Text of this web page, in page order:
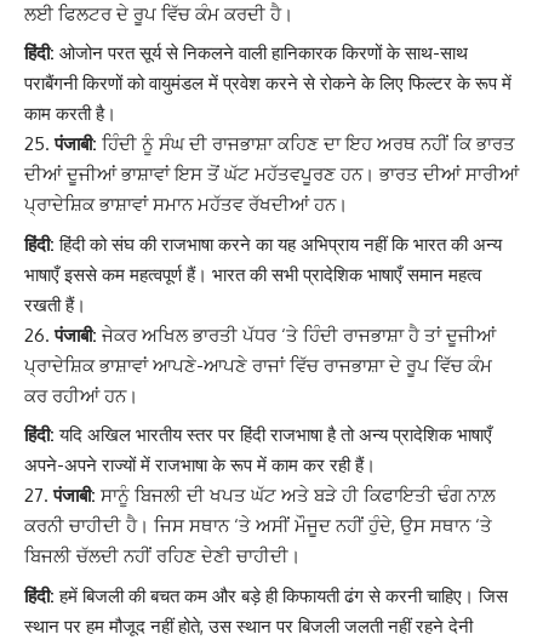
ਲਈ ਫਿਲਟਰ ਦੇ ਰੂਪ ਵਿੱਚ ਕੰਮ ਕਰਦੀ ਹੈ।
हिंदी: ओजोन परत सूर्य से निकलने वाली हानिकारक किरणों के साथ-साथ
पराबैंगनी किरणों को वायुमंडल में प्रवेश करने से रोकने के लिए फिल्टर के रूप में
काम करती है।
पंजाबी: ਹਿੰਦੀ ਨੂੰ ਸੰਘ ਦੀ ਰਾਜਭਾਸ਼ਾ ਕਹਿਣ ਦਾ ਇਹ ਅਰਥ ਨਹੀਂ ਕਿ ਭਾਰਤ
ਦੀਆਂ ਦੂਜੀਆਂ ਭਾਸ਼ਾਵਾਂ ਇਸ ਤੋਂ ਘੱਟ ਮਹੱਤਵਪੂਰਣ ਹਨ। ਭਾਰਤ ਦੀਆਂ ਸਾਰੀਆਂ
ਪ੍ਰਾਦੇਸ਼ਿਕ ਭਾਸ਼ਾਵਾਂ ਸਮਾਨ ਮਹੱਤਵ ਰੱਖਦੀਆਂ ਹਨ।
हिंदी: हिंदी को संघ की राजभाषा करने का यह अभिप्राय नहीं कि भारत की अन्य
भाषाएँ इससे कम महत्वपूर्ण हैं। भारत की सभी प्रादेशिक भाषाएँ समान महत्व
रखती हैं।
पंजाबी: ਜੇਕਰ ਅਖਿਲ ਭਾਰਤੀ ਪੱਧਰ ‘ਤੇ ਹਿੰਦੀ ਰਾਜਭਾਸ਼ਾ ਹੈ ਤਾਂ ਦੂਜੀਆਂ
ਪ੍ਰਾਦੇਸ਼ਿਕ ਭਾਸ਼ਾਵਾਂ ਆਪਣੇ-ਆਪਣੇ ਰਾਜਾਂ ਵਿੱਚ ਰਾਜਭਾਸ਼ਾ ਦੇ ਰੂਪ ਵਿੱਚ ਕੰਮ
ਕਰ ਰਹੀਆਂ ਹਨ।
हिंदी: यदि अखिल भारतीय स्तर पर हिंदी राजभाषा है तो अन्य प्रादेशिक भाषाएँ
अपने-अपने राज्यों में राजभाषा के रूप में काम कर रही हैं।
पंजाबी: ਸਾਨੂੰ ਬਿਜਲੀ ਦੀ ਖਪਤ ਘੱਟ ਅਤੇ ਬੜੇ ਹੀ ਕਿਫਾਇਤੀ ਢੰਗ ਨਾਲ਼
ਕਰਨੀ ਚਾਹੀਦੀ ਹੈ। ਜਿਸ ਸਥਾਨ ‘ਤੇ ਅਸੀਂ ਮੌਜੂਦ ਨਹੀਂ ਹੁੰਦੇ, ਉਸ ਸਥਾਨ ‘ਤੇ
ਬਿਜਲੀ ਚੱਲਦੀ ਨਹੀਂ ਰਹਿਣ ਦੇਣੀ ਚਾਹੀਦੀ।
हिंदी: हमें बिजली की बचत कम और बड़े ही किफायती ढंग से करनी चाहिए। जिस
स्थान पर हम मौजूद नहीं होते, उस स्थान पर बिजली जलती नहीं रहने देनी